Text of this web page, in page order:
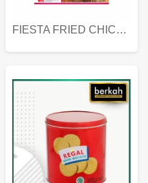
FIESTA FRIED CHICKEN 500 GR